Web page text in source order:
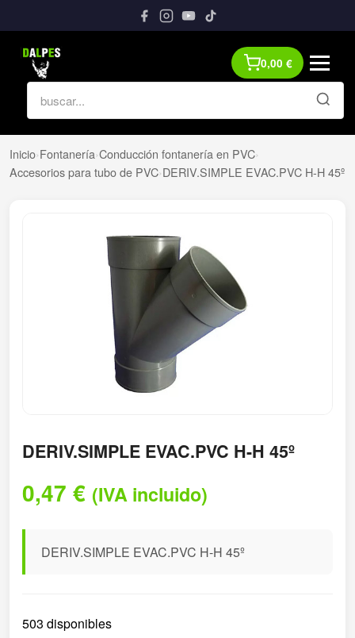
0,00 €
Inicio›Fontanería›Conducción fontanería en PVC›
Accesorios para tubo de PVC›DERIV.SIMPLE EVAC.PVC H-H 45º
DERIV.SIMPLE EVAC.PVC H-H 45º
0,47 € (IVA incluido)
DERIV.SIMPLE EVAC.PVC H-H 45º
503 disponibles